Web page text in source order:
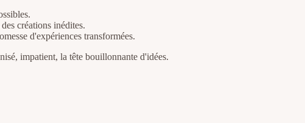
créations inédites.
d'expériences transformées.
impatient, la tête bouillonnante d'idées.